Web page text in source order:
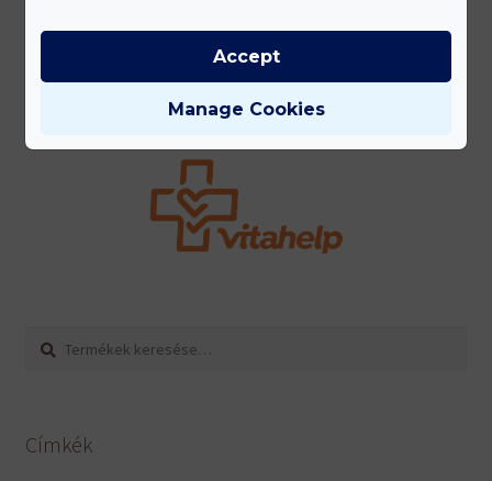
Keresés
Keresés
Címkék
Manage Cookies
Accept